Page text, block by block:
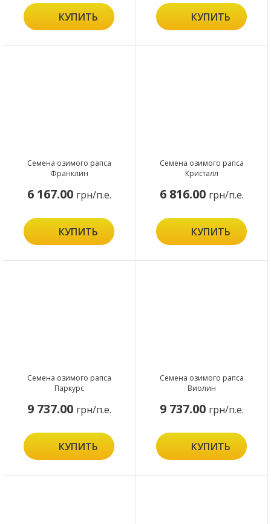
КУПИТЬ КУПИТЬ
Семена озимого рапса
Франклин
6 167.00 грн/п.е.
КУПИТЬ
Семена озимого рапса
Кристалл
6 816.00 грн/п.е.
КУПИТЬ
Семена озимого рапса
Паркурс
9 737.00 грн/п.е.
КУПИТЬ
Семена озимого рапса
Виолин
9 737.00 грн/п.е.
КУПИТЬ